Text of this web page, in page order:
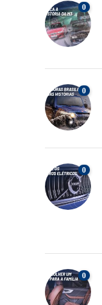
0
0
0
0